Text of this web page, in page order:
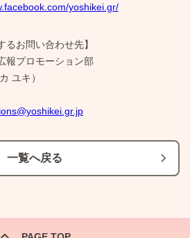
yoshikei.gr/
るお問い合わせ先】
プロモーション部
ユキ）
一覧へ戻る